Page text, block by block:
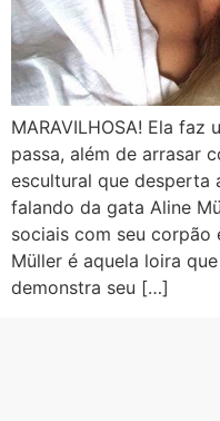
MARAVILHOSA! Ela
passa, além de arrasar
escultural que desperta
falando da gata Aline
sociais com seu corpão
Müller é aquela loira
demonstra seu […]